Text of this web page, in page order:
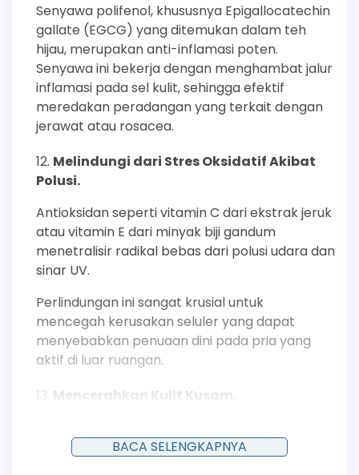
Senyawa polifenol, khususnya Epigallocatechin
gallate (EGCG) yang ditemukan dalam teh
hijau, merupakan anti-inflamasi poten.
Senyawa ini bekerja dengan menghambat jalur
inflamasi pada sel kulit, sehingga efektif
meredakan peradangan yang terkait dengan
jerawat atau rosacea.
Melindungi dari Stres Oksidatif Akibat
Polusi.
Antioksidan seperti vitamin C dari ekstrak jeruk
atau vitamin E dari minyak biji gandum
menetralisir radikal bebas dari polusi udara dan
sinar UV.
Perlindungan ini sangat krusial untuk
mencegah kerusakan seluler yang dapat
menyebabkan penuaan dini pada pria yang
aktif di luar ruangan.
Mencerahkan Kulit Kusam.
glabridin, sebuah senyawa yang berfungsi
BACA SELENGKAPNYA